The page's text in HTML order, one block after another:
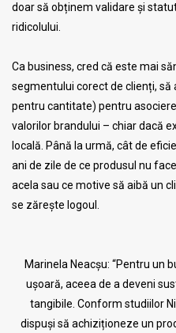
doar să obținem validare și
ridicolului.
Ca business, cred că este mai
segmentului corect de clienți,
pentru cantitate) pentru
valorilor brandului – chiar dacă
locală. Până la urmă, cât de
ani de zile de ce produsul nu
acela sau ce motive să aibă un
se zărește logoul.
Marinela Neacșu: “Pentru un
ușoară, aceea de a deveni
tangibile. Conform studiilor
dispuși să achiziționeze un